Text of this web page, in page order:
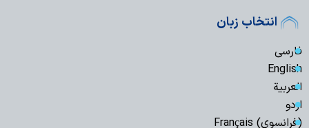
انتخاب زبان
فارسی
English
العربیة
اردو
(فرانسوی) Français